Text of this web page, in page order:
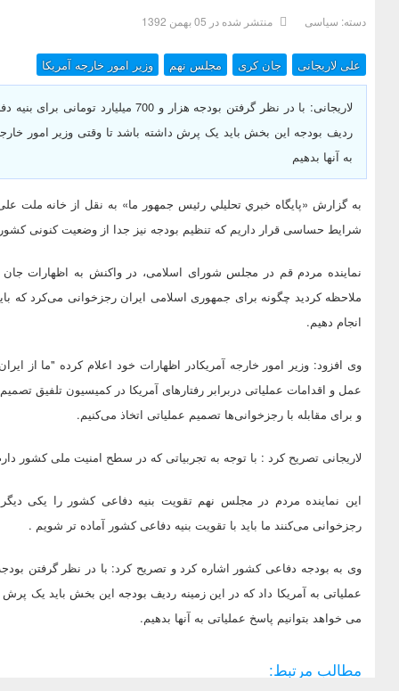
دسته: سیاسی منتشر شده در 05 بهمن 1392
علی لاریجانی جان کری مجلس نهم وزیر امور خارجه آمریکا
لاریجانی: با در نظر گرفتن بودجه هزار
ردیف بودجه این بخش باید یک پرش داشته باشد تا وقتی وزیر امور
به آنها بدهیم
به گزارش «پايگاه خبري تحليلي رئيس جمهور ما» به نقل از خانه ملت
شرایط حساسی قرار داریم که تنظیم بودجه نیز جدا از وضعیت کنونی
نماینده مردم قم در مجلس شورای اسلامی، در واکنش به اظهارات
ملاحظه کردید چگونه برای جمهوری اسلامی ایران رجزخوانی می‌کرد که
انجام دهیم.
وی افزود: وزیر امور خارجه آمریکادر اظهارات خود اعلام کرده "ما از
عمل و اقدامات عملیاتی دربرابر رفتارهای آمریکا در کمیسیون تلفیق
و برای مقابله با رجزخوانی‌ها تصمیم عملیاتی اتخاذ می‌کنیم.
لاریجانی تصریح کرد : با توجه به تجربیاتی که در سطح امنیت ملی کشور
این نماینده مردم در مجلس نهم تقویت بنیه دفاعی کشور را یکی
رجزخوانی می‌کنند ما باید با تقویت بنیه دفاعی کشور آماده تر شویم .
عملیاتی به آمریکا داد که در این زمینه ردیف بودجه این بخش باید یک پرش
می خواهد بتوانیم پاسخ عملیاتی به آنها بدهیم.
مطالب مرتبط: